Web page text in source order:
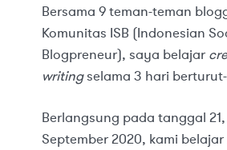
Bersama 9 teman-teman
Komunitas ISB (Indonesian
Blogpreneur), saya belajar
writingselama 3 hari
Berlangsung pada tanggal
September 2020, kami